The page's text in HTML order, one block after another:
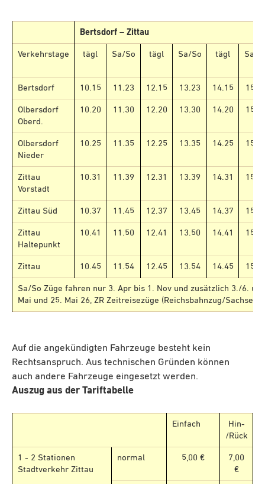
Bertsdorf – Zittau
Verkehrstage tägl Sa/So tägl Sa/So tägl Sa/
Bertsdorf 10.15 11.23 12.15 13.23 14.15
Olbersdorf
Oberd.
10.20 11.30 12.20 13.30 14.20
Olbersdorf
Nieder
10.25 11.35 12.25 13.35 14.25
Zittau
Vorstadt
10.31 11.39 12.31 13.39 14.31
Zittau Süd 10.37 11.45 12.37 13.45 14.37
Zittau
Haltepunkt
10.41 11.50 12.41 13.50 14.41
Zittau 10.45 11.54 12.45 13.54 14.45
Sa/So Züge fahren nur 3. Apr bis 1. Nov und zusätzlich 3./6.
Mai und 25. Mai 26, ZR Zeitreisezüge (Reichsbahnzug/
Auf die angekündigten Fahrzeuge besteht kein
Rechtsanspruch. Aus technischen Gründen können
auch andere Fahrzeuge eingesetzt werden.
Auszug aus der Tariftabelle
Einfach
Hin-
/Rück
1 - 2 Stationen
Stadtverkehr Zittau
normal 5,00 €
7,00
€